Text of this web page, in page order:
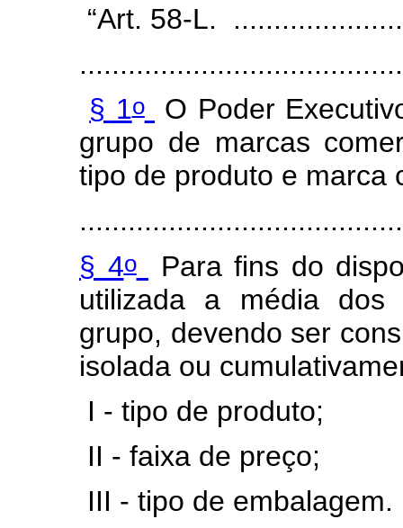
“Art. 58-L.
§ 1o
O Poder
grupo de marcas
tipo de produto e marca
§ 4o
Para fins do
utilizada a média dos
grupo, devendo ser
isolada ou
I - tipo de produto;
II - faixa de preço;
III - tipo de embalagem.